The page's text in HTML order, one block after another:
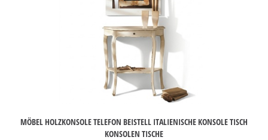
MÖBEL HOLZKONSOLE TELEFON BEISTELL ITALIENISCHE KONSOLE TISCH
KONSOLEN TISCHE